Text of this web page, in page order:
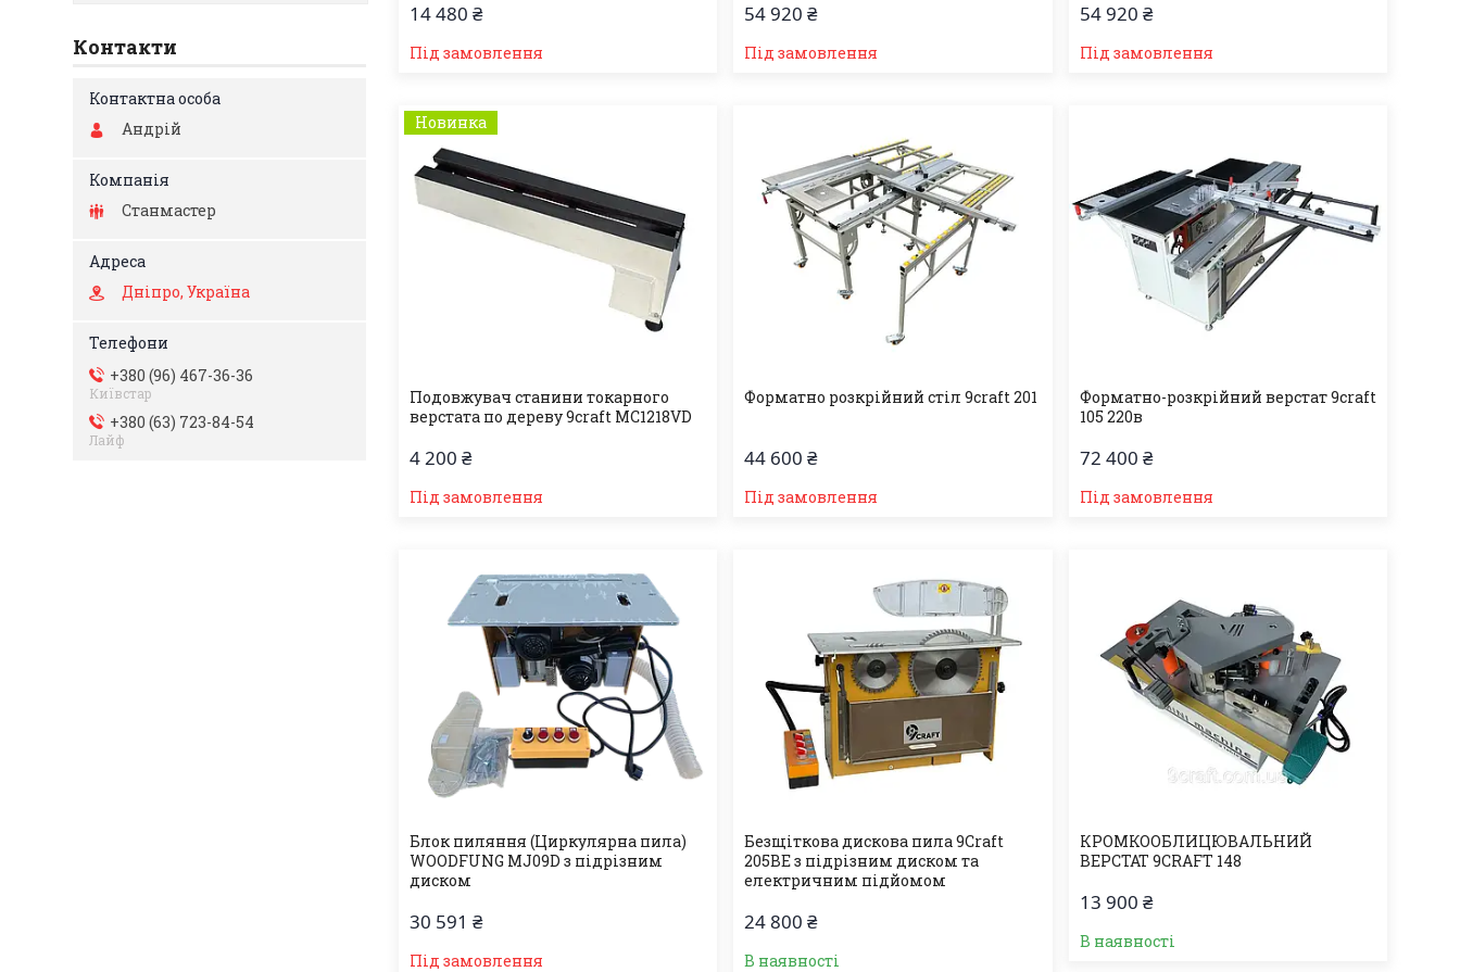
14 480 ₴
Під замовлення
54 920 ₴
Під замовлення
54 920 ₴
Під замовлення
Новинка
Подовжувач станини токарного
верстата по дереву 9craft MC1218VD
4 200 ₴
Під замовлення
Форматно розкрійний стіл 9craft 201
44 600 ₴
Під замовлення
Форматно-розкрійний верстат 9craft
105 220в
72 400 ₴
Під замовлення
Блок пиляння (Циркулярна пила)
WOODFUNG MJ09D з підрізним
диском
30 591 ₴
Під замовлення
Безщіткова дискова пила 9Craft
205BE з підрізним диском та
електричним підйомом
24 800 ₴
В наявності
КРОМКООБЛИЦЮВАЛЬНИЙ
ВЕРСТАТ 9CRAFT 148
13 900 ₴
В наявності
Контакти
Андрій
Станмастер
Дніпро, Україна
+380 (96) 467-36-36
Київстар
+380 (63) 723-84-54
Лайф